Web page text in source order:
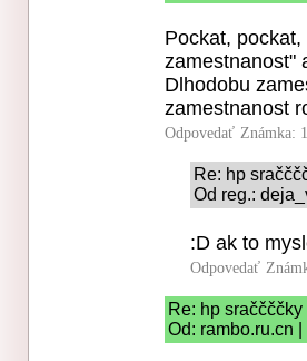
Pockat,
zamestnanost"
Dlhodobu
zamestnanost
Odpovedať Známka:
Re: hp
Od reg.:
:D ak to
Odpovedať
Re: hp sraččččky
Od: rambo.ru.cn